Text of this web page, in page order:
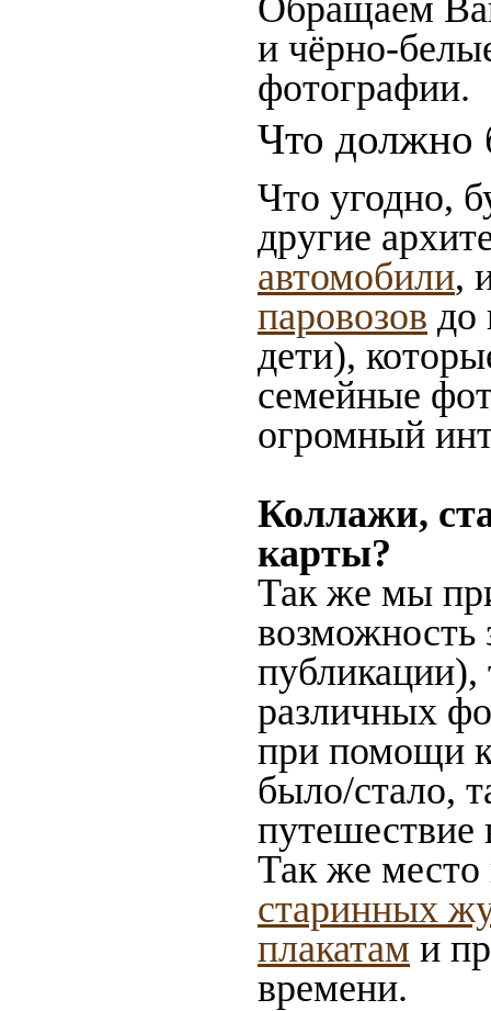
Обращаем
и чёрно-
фотографии.
Что должно
Что угодно,
другие
автомобили,
паровозов до
дети),
семейные
огромный
Коллажи,
карты?
Так же мы
возможность
публикации),
различных
при помощи
было/стало,
Так же
старинных
плакатам и
времени.